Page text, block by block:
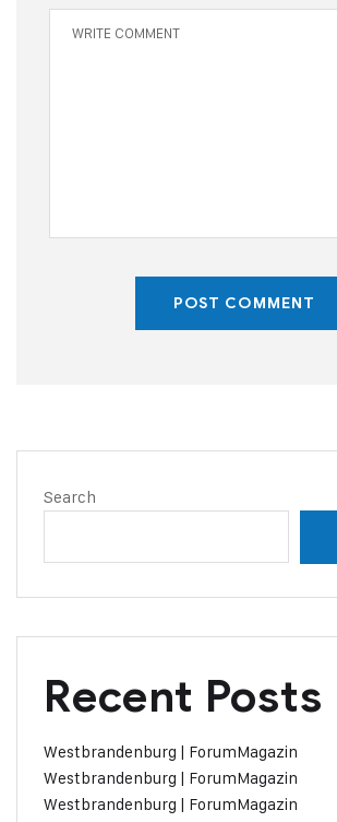
POST COMMENT
Search
Recent Posts
Westbrandenburg | ForumMagazin
Westbrandenburg | ForumMagazin
Westbrandenburg | ForumMagazin